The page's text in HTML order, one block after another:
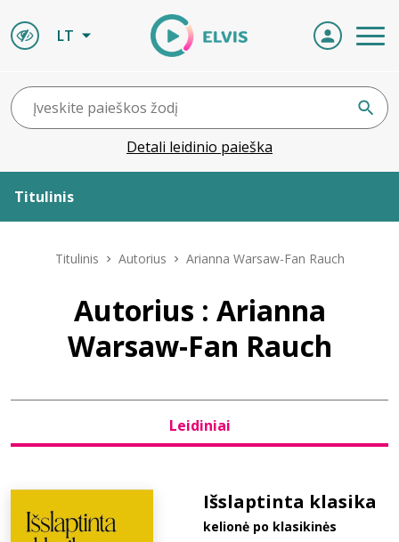
LT
Detali leidinio paieška
Titulinis
ELVIS atvyksta
Naujienos
Bibliotekoms
D.U.K.
Titulinis Autorius Arianna Warsaw-Fan Rauch
Autorius : Arianna
Warsaw-Fan Rauch
Leidiniai
Išslaptinta klasika
kelionė po klasikinės